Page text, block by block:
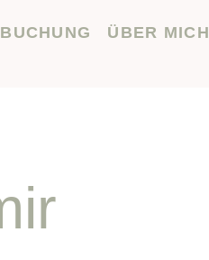
ÜBER MICH